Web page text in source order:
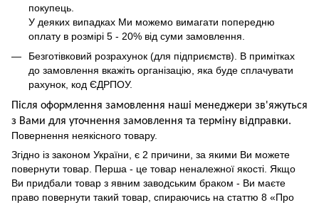
покупець.
У деяких випадках Ми можемо вимагати попередню
оплату в розмірі 5 - 20% від суми замовлення.
Безготівковий розрахунок (для підприємств). В примітках
до замовлення вкажіть організацію, яка буде сплачувати
рахунок, код ЄДРПОУ.
Після оформлення замовлення наші менеджери зв'яжуться
з Вами для уточнення замовлення та терміну відправки.
Повернення неякісного товару.
Згідно із законом України, є 2 причини, за якими Ви можете
повернути товар. Перша - це товар неналежної якості. Якщо
Ви придбали товар з явним заводським браком - Ви маєте
право повернути такий товар, спираючись на статтю 8 «Про